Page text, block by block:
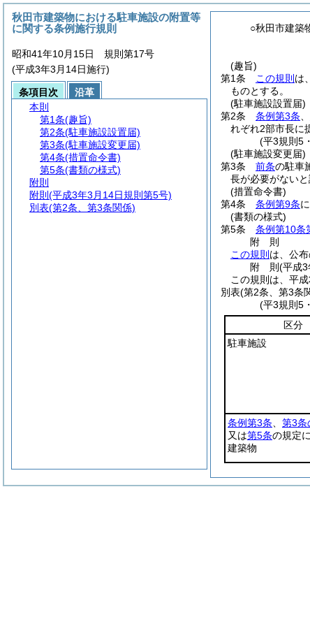
○秋田市建築
(趣旨)
第1条
この規則 は、
ものとする。
(駐車施設設置届)
第2条
条例第3条
れぞれ2部市長に
(平3規則5
(駐車施設変更届)
第3条
前条の駐車
長が必要がないと
(措置命令書)
第4条
条例第9条
(書類の様式)
第5条
条例第10条
附 則
この規則 は、公布
附 則(平成
この規則は、平
別表(第2条、第3条
(平3規則5
区分
駐車施設
条例第3条
第3条
又は第5条の規定
建築物
秋田市建築物における駐車施設の附置等
に関する条例施行規則
昭和41年10月15日 規則第17号
(平成3年3月14日施行)
条項目次
沿革
本則
第1条(趣旨)
第2条(駐車施設設置届)
第3条(駐車施設変更届)
第4条(措置命令書)
第5条(書類の様式)
附則
附則 (平成3年3月14日規則第5号)
別表(第2条、第3条関係)